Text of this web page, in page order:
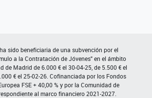
sido beneficiaria de una subvención por el
a la Contratación de Jóvenes" en el ámbito
de Madrid de 6.000 € el 30-04-25, de 5.500 € el
€ el 25-02-26. Cofinanciada por los Fondos
FSE + 40,00 % y por la Comunidad de
al marco financiero 2021-2027.